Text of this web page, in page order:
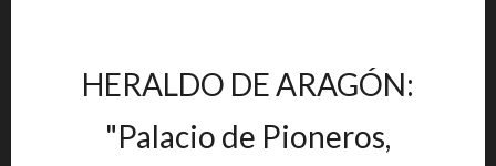
HERALDO DE ARAGÓN:
"Palacio de Pioneros,